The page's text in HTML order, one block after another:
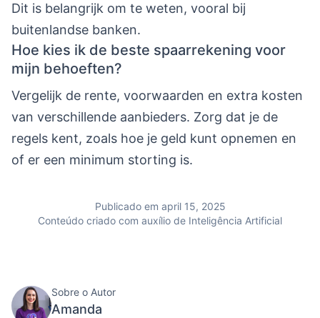
Dit is belangrijk om te weten, vooral bij
buitenlandse banken.
Hoe kies ik de beste spaarrekening voor
mijn behoeften?
Vergelijk de rente, voorwaarden en extra kosten
van verschillende aanbieders. Zorg dat je de
regels kent, zoals hoe je geld kunt opnemen en
of er een minimum storting is.
Publicado em april 15, 2025
Conteúdo criado com auxílio de Inteligência Artificial
Sobre o Autor
Amanda